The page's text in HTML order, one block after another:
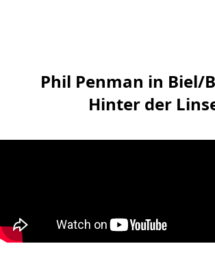
Phil Penman in Biel/
Hinter der